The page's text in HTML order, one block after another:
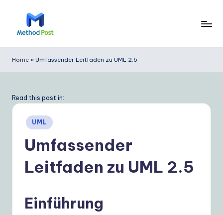
e
o
G
Home » Umfassender Leitfaden zu UML 2.5
Read this post in:
Posted
in
UML
Umfassender
Leitfaden zu UML 2.5
Einführung